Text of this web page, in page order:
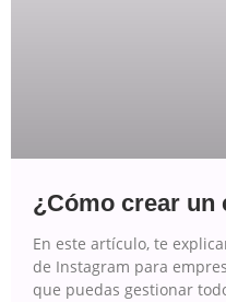
¿Cómo crear un
En este artículo, te
de Instagram para
que puedas gestionar